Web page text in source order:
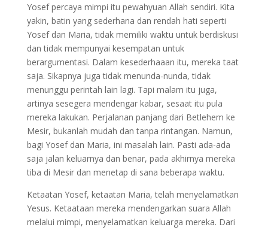
Yosef percaya mimpi itu pewahyuan Allah sendiri. Kita
yakin, batin yang sederhana dan rendah hati seperti
Yosef dan Maria, tidak memiliki waktu untuk berdiskusi
dan tidak mempunyai kesempatan untuk
berargumentasi. Dalam kesederhaaan itu, mereka taat
saja. Sikapnya juga tidak menunda-nunda, tidak
menunggu perintah lain lagi. Tapi malam itu juga,
artinya sesegera mendengar kabar, sesaat itu pula
mereka lakukan. Perjalanan panjang dari Betlehem ke
Mesir, bukanlah mudah dan tanpa rintangan. Namun,
bagi Yosef dan Maria, ini masalah lain. Pasti ada-ada
saja jalan keluarnya dan benar, pada akhirnya mereka
tiba di Mesir dan menetap di sana beberapa waktu.
Ketaatan Yosef, ketaatan Maria, telah menyelamatkan
Yesus. Ketaataan mereka mendengarkan suara Allah
melalui mimpi, menyelamatkan keluarga mereka. Dari